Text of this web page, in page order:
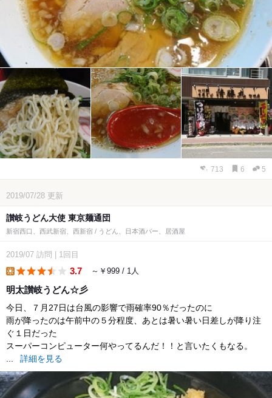
713 6 5
2019/07/28 更新
讃岐うどん大使 東京麺通団
新宿西口、西武新宿、西新宿 / うどん、日本酒バー、居酒屋
2019/07 訪問 1回目
3.7 ～￥999 / 1人
明太讃岐うどん☆彡
今日、７月27日は台風の影響で雨確率90％だったのに
雨が降ったのは午前中の５分程度、あとは暑い暑い日差しが降り注
ぐ１日だった
スーパーコンピューター何やってるんだ！！と言いたくもなる。
詳細を見る